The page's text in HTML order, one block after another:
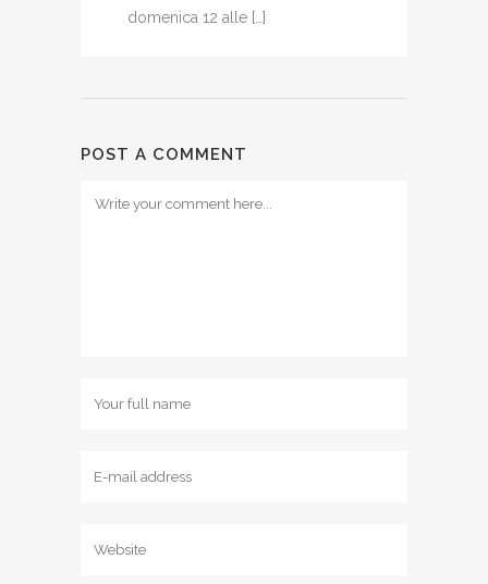
domenica 12 alle […]
POST A COMMENT